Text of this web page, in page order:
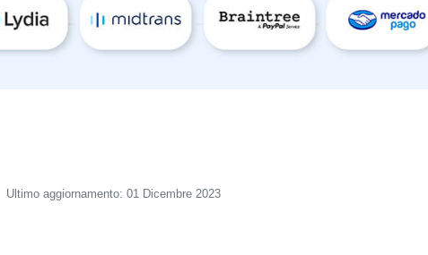
Ultimo aggiornamento: 01 Dicembre 2023